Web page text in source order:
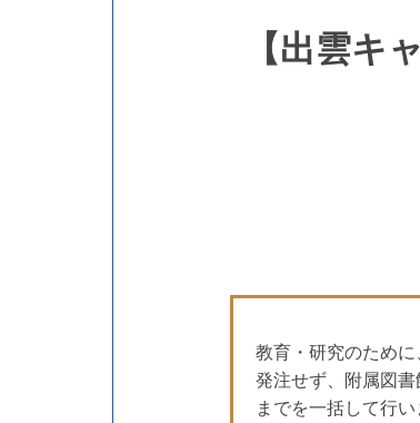
【出雲キ
教育・研究のため
発注せず、附属図
までを一括して行